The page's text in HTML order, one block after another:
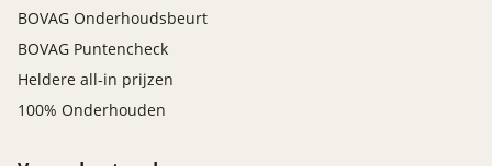
BOVAG Onderhoudsbeurt
BOVAG Puntencheck
Heldere all-in prijzen
100% Onderhouden